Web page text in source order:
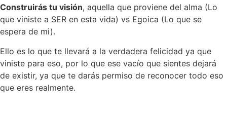
Construirás tu visión, aquella que proviene del alma (Lo
que viniste a SER en esta vida) vs Egoica (Lo que se
espera de mi).
Ello es lo que te llevará a la verdadera felicidad ya que
viniste para eso, por lo que ese vacío que sientes dejará
de existir, ya que te darás permiso de reconocer todo eso
que eres realmente.